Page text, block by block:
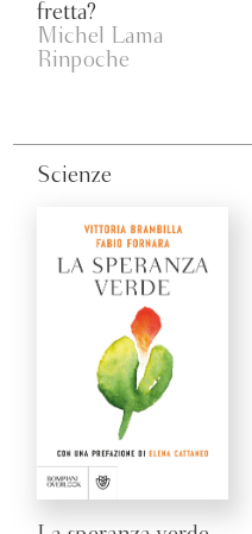
fretta?
Michel Lama
Rinpoche
Scienze